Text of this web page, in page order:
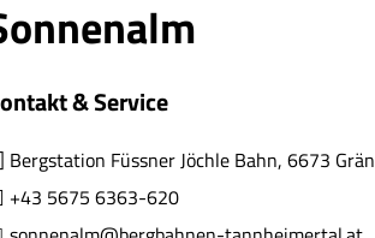
& Service
Bergstation Füssner Jöchle Bahn, 6673 Grän
+43 5675 6363-620